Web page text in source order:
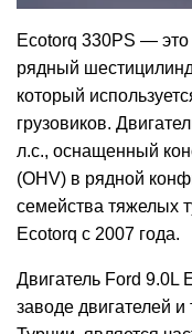
Ecotorq 330PS —
рядный
который
грузовиков.
л.с., оснащенный
(OHV) в рядной
семейства тяжелых
Ecotorq с 2007 года.
Двигатель Ford 9.0L
заводе двигателей